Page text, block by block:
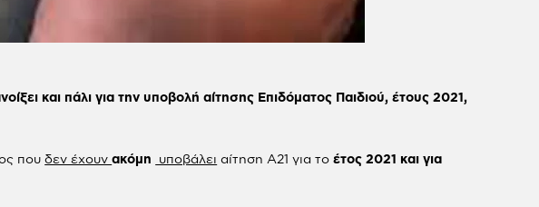
και πάλι για την υποβολή αίτησης Επιδόματος Παιδιού, έτους 2021,
πουδεν έχουνακόμη υποβάλει αίτηση Α21 για τοέτος 2021 και για